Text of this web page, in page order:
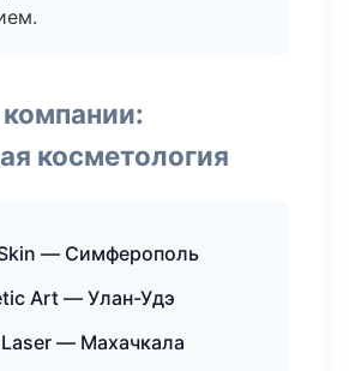
косметология
— Симферополь
Art — Улан-Удэ
— Махачкала